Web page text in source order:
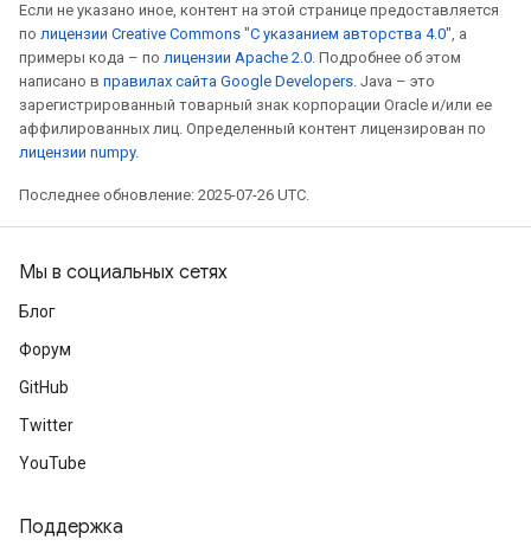
Если не указано иное, контент на этой странице предоставляется
по лицензии Creative Commons "С указанием авторства 4.0", а
примеры кода – по лицензии Apache 2.0. Подробнее об этом
написано в правилах сайта Google Developers. Java – это
зарегистрированный товарный знак корпорации Oracle и/или ее
аффилированных лиц. Определенный контент лицензирован по
лицензии numpy.
Последнее обновление: 2025-07-26 UTC.
Мы в социальных сетях
Блог
Форум
GitHub
Twitter
YouTube
Поддержка